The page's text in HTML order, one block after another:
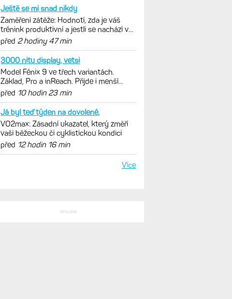
Ještě se mi snad nikdy
Zaměření zátěže: Hodnotí, zda je váš
trénink produktivní a jestli se nachází v
optimálních oblastech
před 2 hodiny 47 min
3000 nitu display, vetsi
Model Fénix 9 ve třech variantách.
Základ, Pro a inReach. Přijde i menší
verze 43 mm a také solární...
před 10 hodin 23 min
Já byl teď týden na dovolené,
VO2max: Zásadní ukazatel, který změří
vaši běžeckou či cyklistickou kondici
před 12 hodin 16 min
Více
REKLAMA